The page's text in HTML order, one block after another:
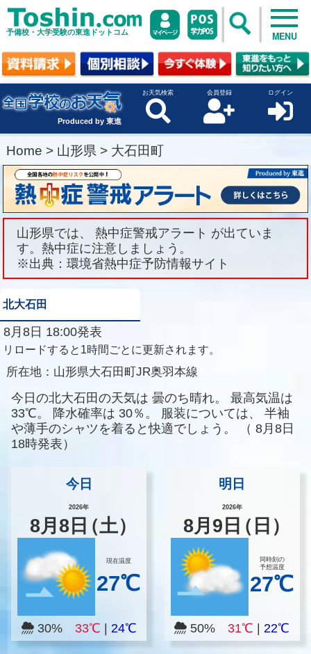
予備校・大学受験の東進ドットコム MENU
Produced by 東進
お天気検索 会員登録 ログイン
Home > 山形県 > 大石田町
山形県では、 熱中症警戒アラート が出ていま
す。熱中症に注意しましょう。
※出典：環境省熱中症予防情報サイト
北大石田
8月8日 18:00発表
リロードすると1時間ごとに更新されます。
所在地： 山形県大石田町JR奥羽本線
今日の北大石田の天気は 曇のち晴れ。
最高気温は
33℃。
降水確率は 30％。 服装については、
半袖
や薄手のシャツを着ると快適でしょう。
（ 8月8日
18時発表）
今日
2026年
8月8 日（土）
現在温度
27℃
30% 33℃ 24℃
明日
2026年
8月 9 日（日）
同時刻の
予想温度
27℃
50%31℃ |22℃